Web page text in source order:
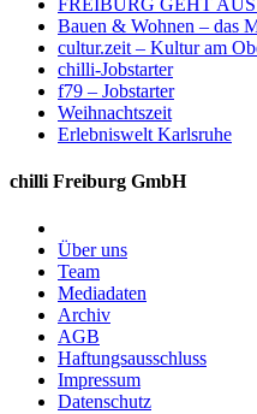
Bauen & Wohnen – das
cultur.zeit – Kultur am
chilli-Jobstarter
f79 – Jobstarter
Weihnachtszeit
Erlebniswelt Karlsruhe
chilli Freiburg GmbH
Über uns
Team
Mediadaten
Archiv
AGB
Haftungsausschluss
Impressum
Datenschutz